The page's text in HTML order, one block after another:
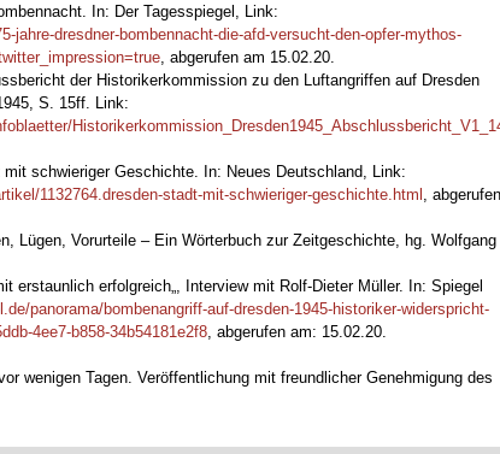
In: Der Tagesspiegel, Link:
jahre-dresdner-bombennacht-die-afd-versucht-den-opfer-mythos-
, abgerufen am 15.02.20.
der Historikerkommission zu den Luftangriffen auf Dresden
S. 15ff. Link:
schwieriger Geschichte. In: Neues Deutschland, Link:
1132764.dresden-stadt-mit-schwieriger-geschichte.html , abgerufen
Lügen, Vorurteile – Ein Wörterbuch zur Zeitgeschichte, hg. Wolfgang
erstaunlich erfolgreich„, Interview mit Rolf-Dieter Müller. In: Spiegel
panorama/bombenangriff-auf-dresden-1945-historiker-widerspricht-
4ee7-b858-34b54181e2f8, abgerufen am: 15.02.20.
wenigen Tagen. Veröffentlichung mit freundlicher Genehmigung des